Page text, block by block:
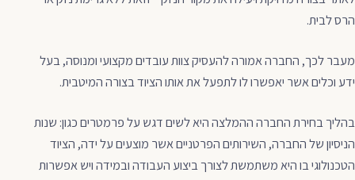
הרס לבית.
מעבר לכך, החברה אמורה להעסיק צוות עובדים מקצועי ומנוסה, בעל
ידע וכלים אשר יאפשרו לו לתפעל את אותו הציוד בצורה המיטבית.
בהליך בחירת החברה ההמלצה היא לשים דגש על פרמטרים כגון: שנות
הניסיון של החברה, השירותים הפרטניים אשר מוצעים על ידה, הציוד
הטכנולוגי בו היא משתמשת לצורך ביצוע העבודה ובמידה ויש אפשרות